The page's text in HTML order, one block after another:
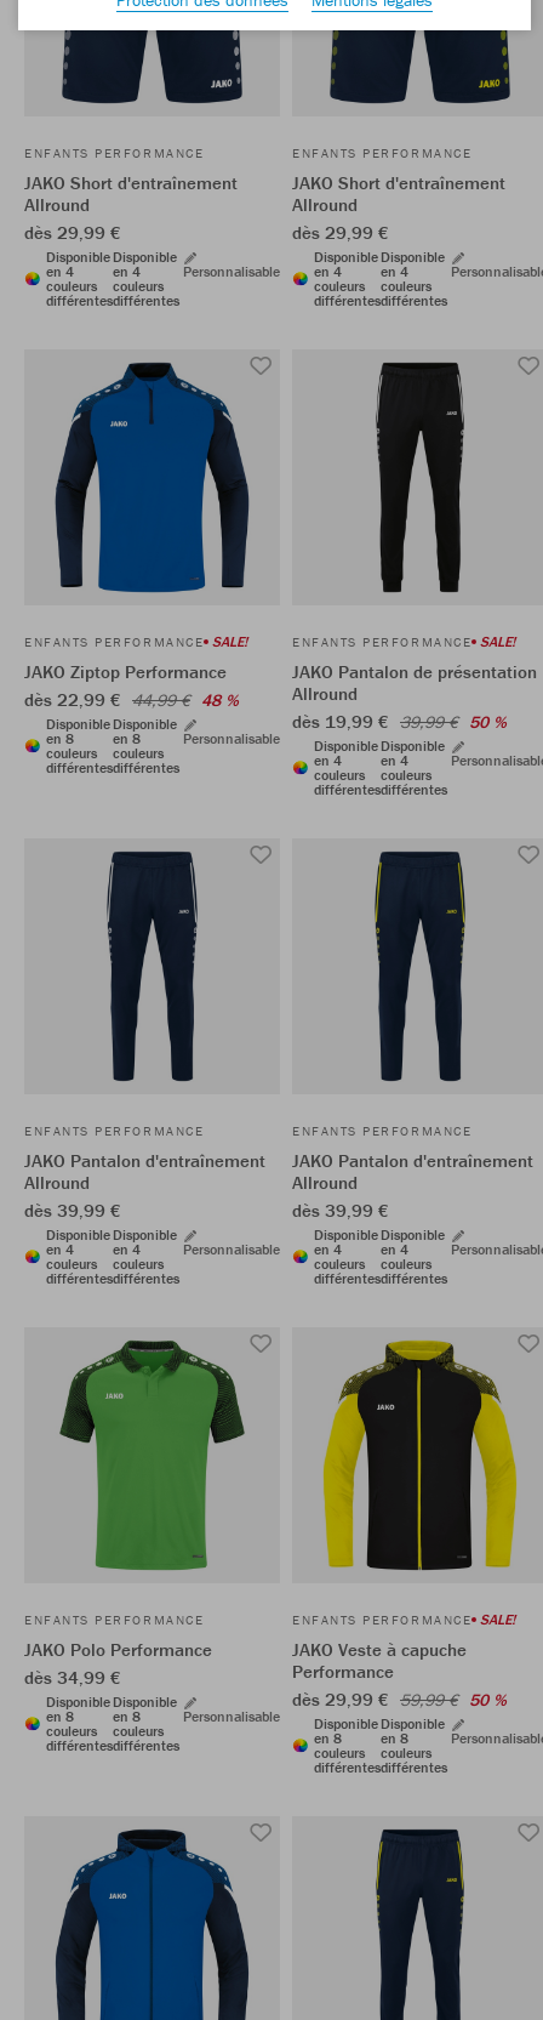
ENFANTS PERFORMANCE
JAKO Short d'entraînement
Allround
dès 29,99 €
Disponible
en 4
couleurs
différentes
Disponible
en 4
couleurs
différentes
Personnalisable
ENFANTS PERFORMANCE
JAKO Short d'entraînement
Allround
dès 29,99 €
Disponible
en 4
couleurs
différentes
Disponible
en 4
couleurs
différentes
ENFANTS PERFORMANCE SALE!
JAKO Ziptop Performance
dès 22,99 € 44,99 € 48 %
Disponible
en 8
couleurs
différentes
Disponible
en 8
couleurs
différentes
Personnalisable
ENFANTS PERFORMANCE SALE!
JAKO Pantalon de présentation
Allround
dès 19,99 € 39,99 € 50 %
Disponible
en 4
couleurs
différentes
Disponible
en 4
couleurs
différentes
ENFANTS PERFORMANCE
JAKO Pantalon d'entraînement
Allround
dès 39,99 €
Disponible
en 4
couleurs
différentes
Disponible
en 4
couleurs
différentes
Personnalisable
ENFANTS PERFORMANCE
JAKO Pantalon d'entraînement
Allround
dès 39,99 €
Disponible
en 4
couleurs
différentes
Disponible
en 4
couleurs
différentes
ENFANTS PERFORMANCE
JAKO Polo Performance
dès 34,99 €
Disponible
en 8
couleurs
différentes
Disponible
en 8
couleurs
différentes
Personnalisable
ENFANTS PERFORMANCE SALE!
JAKO Veste à capuche
Performance
dès 29,99 € 59,99 € 50 %
Disponible
en 8
couleurs
différentes
Disponible
en 8
couleurs
différentes